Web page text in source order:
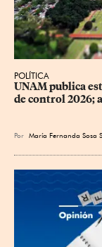
POLÍTICA
UNAM publica
de control 2026;
Por María Fernanda Sosa